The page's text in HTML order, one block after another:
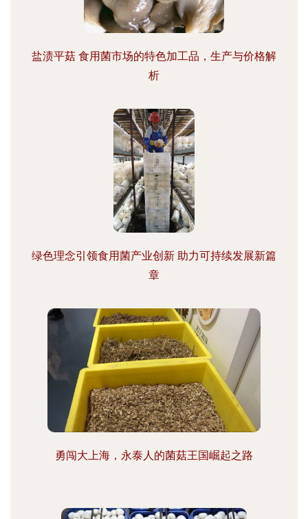
盐渍平菇 食用菌市场的特色加工品，生产与价格解
析
绿色理念引领食用菌产业创新 助力可持续发展新篇
章
勇闯大上海，永泰人的菌菇王国崛起之路